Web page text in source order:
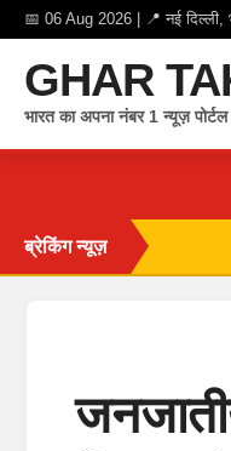
📅 06 Aug 2026 | 📍 नई दिल्ली,
GHAR
भारत का अपना नंबर 1 न्यूज़ पोर्टल
ब्रेकिंग न्यूज़